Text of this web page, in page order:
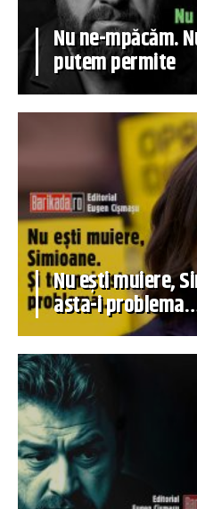
Nu ne-mpăcăm.
putem permite
Nu ești muiere,
asta-i